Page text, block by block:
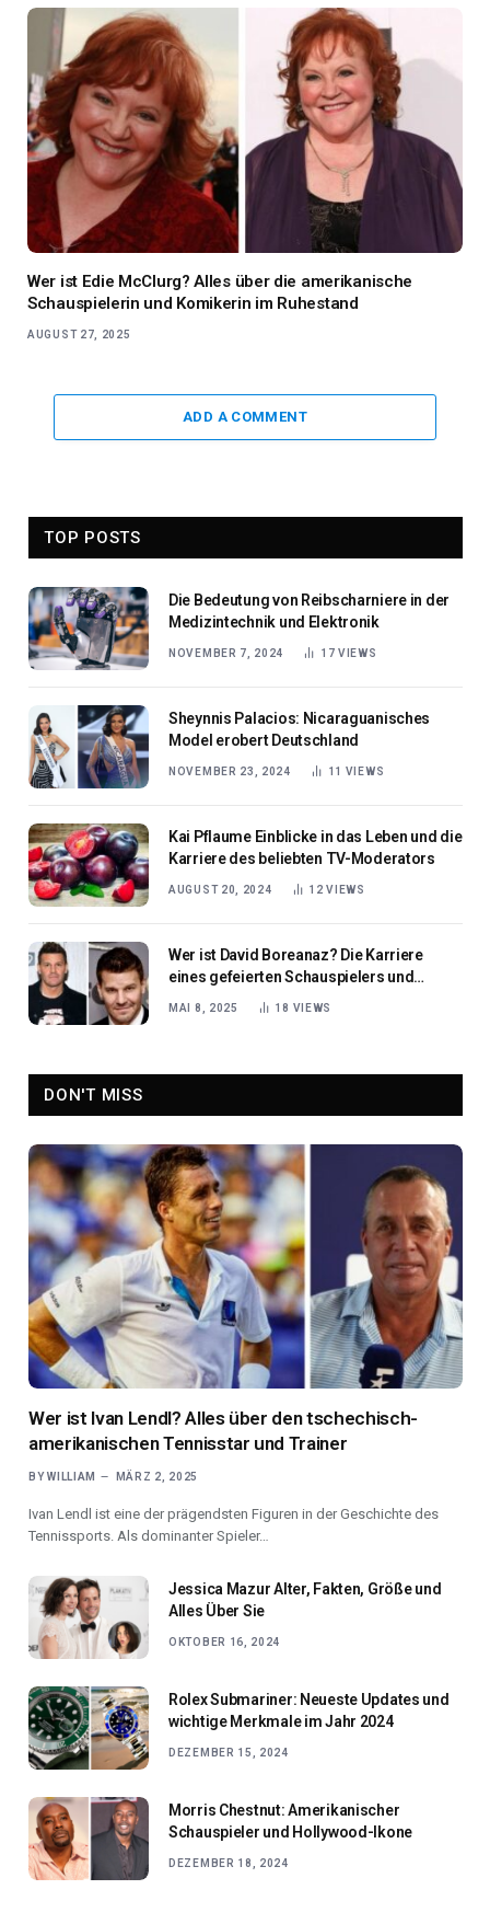
Wer ist Edie McClurg? Alles über die amerikanische
Schauspielerin und Komikerin im Ruhestand
AUGUST 27, 2025
ADD A COMMENT
TOP POSTS
Die Bedeutung von Reibscharniere in der
Medizintechnik und Elektronik
NOVEMBER 7, 2024 17VIEWS
Sheynnis Palacios: Nicaraguanisches
Model erobert Deutschland
NOVEMBER 23, 2024 11 VIEWS
Kai Pflaume Einblicke in das Leben und die
Karriere des beliebten TV-Moderators
AUGUST 20, 2024 12VIEWS
Wer ist David Boreanaz? Die Karriere
eines gefeierten Schauspielers und
MAI 8, 2025 18 VIEWS
DON'T MISS
Wer ist Ivan Lendl? Alles über den tschechisch-
amerikanischen Tennisstar und Trainer
BY WILLIAM MÄRZ 2, 2025
Ivan Lendl ist eine der prägendsten Figuren in der Geschichte des
Tennissports. Als dominanter Spieler…
Jessica Mazur Alter, Fakten, Größe und
Alles Über Sie
OKTOBER 16, 2024
Rolex Submariner: Neueste Updates und
wichtige Merkmale im Jahr 2024
DEZEMBER 15, 2024
Morris Chestnut: Amerikanischer
Schauspieler und Hollywood-Ikone
DEZEMBER 18, 2024